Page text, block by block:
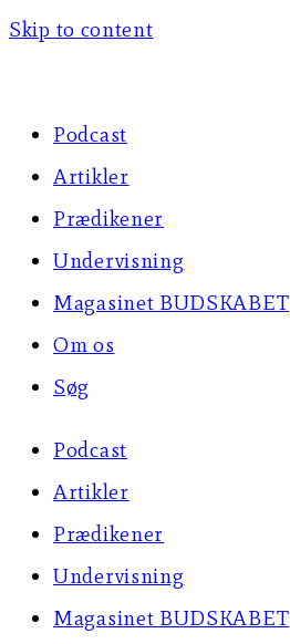
Skip to content
Podcast
Artikler
Prædikener
Undervisning
Magasinet BUDSKABET
Om os
Søg
Podcast
Artikler
Prædikener
Undervisning
Magasinet BUDSKABET